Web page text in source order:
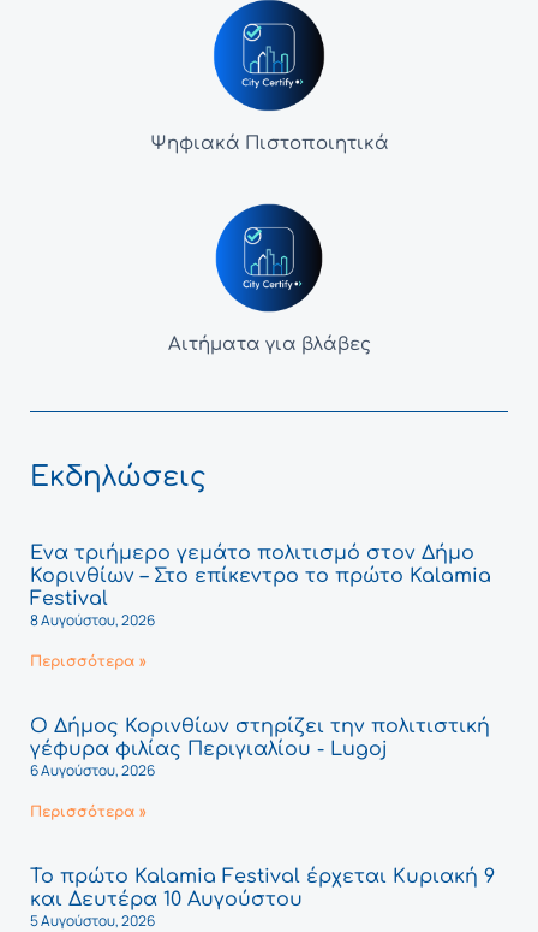
Ψηφιακά Πιστοποιητικά
Αιτήματα για βλάβες
Εκδηλώσεις
Ένα τριήμερο γεμάτο πολιτισμό στον Δήμο
Κορινθίων – Στο επίκεντρο το πρώτο Kalamia
Festival
8 Αυγούστου, 2026
Περισσότερα »
Ο Δήμος Κορινθίων στηρίζει την πολιτιστική
γέφυρα φιλίας Περιγιαλίου - Lugoj
6 Αυγούστου, 2026
Περισσότερα »
Το πρώτο Kalamia Festival έρχεται Κυριακή 9
και Δευτέρα 10 Αυγούστου
5 Αυγούστου, 2026